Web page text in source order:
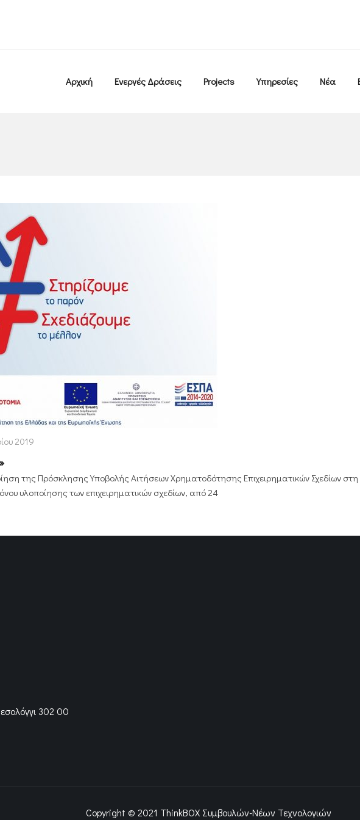
Αρχική Ενεργές Δράσεις Projects Υπηρεσίες Νέα
2019
της Πρόσκλησης Υποβολής Αιτήσεων Χρηματοδότησης Επιχειρηματικών Σχεδίων
υλοποίησης των επιχειρηματικών σχεδίων, από 24
302 00
Copyright © 2021 ThinkBOX Συμβουλών-Νέων Τεχνολογιών